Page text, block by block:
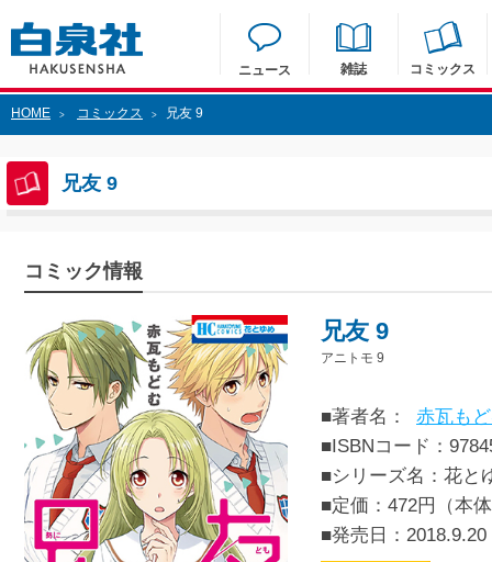
ニュース 雑誌 コミックス
HOME > コミックス > 兄友 9
兄友 9
コミック情報
兄友 9
アニトモ 9
■著者名：
赤瓦も
■ISBNコード：
■シリーズ名：花と
■定価：472円（本
■発売日： 2018.9.20